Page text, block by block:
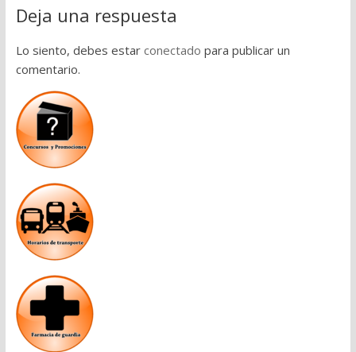
Deja una respuesta
Lo siento, debes estar conectado para publicar un
comentario.